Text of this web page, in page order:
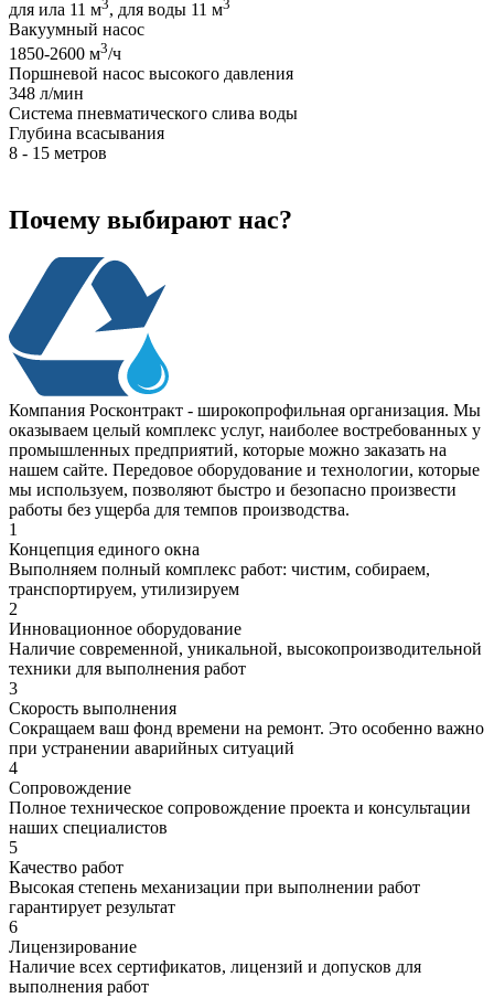
для ила 11 м3, для воды 11 м3
Вакуумный насос
1850-2600 м3/ч
Поршневой насос высокого давления
348 л/мин
Система пневматического слива воды
Глубина всасывания
8 - 15 метров
Почему выбирают нас?
Компания Росконтракт - широкопрофильная организация. Мы
оказываем целый комплекс услуг, наиболее востребованных у
промышленных предприятий, которые можно заказать на
нашем сайте. Передовое оборудование и технологии, которые
мы используем, позволяют быстро и безопасно произвести
работы без ущерба для темпов производства.
1
Концепция единого окна
Выполняем полный комплекс работ: чистим, собираем,
транспортируем, утилизируем
2
Инновационное оборудование
Наличие современной, уникальной, высокопроизводительной
техники для выполнения работ
3
Скорость выполнения
Сокращаем ваш фонд времени на ремонт. Это особенно важно
при устранении аварийных ситуаций
4
Сопровождение
Полное техническое сопровождение проекта и консультации
наших специалистов
5
Качество работ
Высокая степень механизации при выполнении работ
гарантирует результат
6
Лицензирование
Наличие всех сертификатов, лицензий и допусков для
выполнения работ